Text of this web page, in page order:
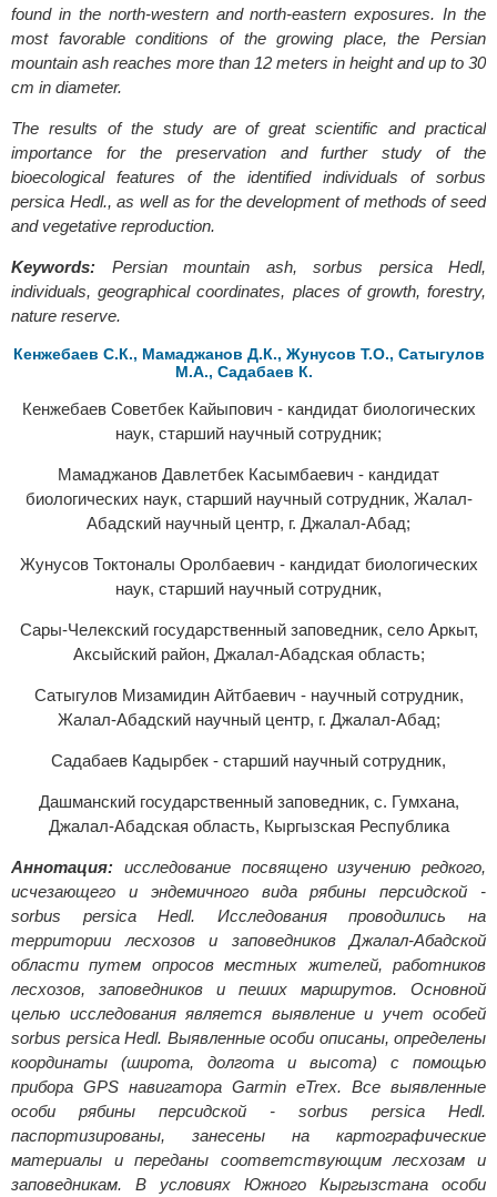
found in the north-western and north-eastern exposures. In the
most favorable conditions of the growing place, the Persian
mountain ash reaches more than 12 meters in height and up to 30
cm in diameter.
The results of the study are of great scientific and practical
importance for the preservation and further study of the
bioecological features of the identified individuals of sorbus
persica Hedl., as well as for the development of methods of seed
and vegetative reproduction.
Keywords: Persian mountain ash, sorbus persica Hedl,
individuals, geographical coordinates, places of growth, forestry,
nature reserve.
Кенжебаев С.К., Мамаджанов Д.К., Жунусов Т.О., Сатыгулов
М.А., Садабаев К.
Кенжебаев Советбек Кайыпович - кандидат биологических
наук, старший научный сотрудник;
Мамаджанов Давлетбек Касымбаевич - кандидат
биологических наук, старший научный сотрудник, Жалал-
Абадский научный центр, г. Джалал-Абад;
Жунусов Токтоналы Оролбаевич - кандидат биологических
наук, старший научный сотрудник,
Сары-Челекский государственный заповедник, село Аркыт,
Аксыйский район, Джалал-Абадская область;
Сатыгулов Мизамидин Айтбаевич - научный сотрудник,
Жалал-Абадский научный центр, г. Джалал-Абад;
Садабаев Кадырбек - старший научный сотрудник,
Дашманский государственный заповедник, с. Гумхана,
Джалал-Абадская область, Кыргызская Республика
Аннотация: исследование посвящено изучению редкого,
исчезающего и эндемичного вида рябины персидской -
sorbus persica Hedl. Исследования проводились на
территории лесхозов и заповедников Джалал-Абадской
области путем опросов местных жителей, работников
лесхозов, заповедников и пеших маршрутов. Основной
целью исследования является выявление и учет особей
sorbus persica Hedl. Выявленные особи описаны, определены
координаты (широта, долгота и высота) с помощью
прибора GPS навигатора Garmin eTrex. Все выявленные
особи рябины персидской - sorbus persica Hedl.
паспортизированы, занесены на картографические
материалы и переданы соответствующим лесхозам и
заповедникам. В условиях Южного Кыргызстана особи